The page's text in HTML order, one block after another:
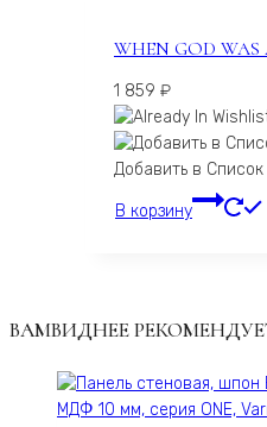
WHEN GOD WAS
1 859 ₽
Добавить в
В корзину
ВАМВИДНЕЕ